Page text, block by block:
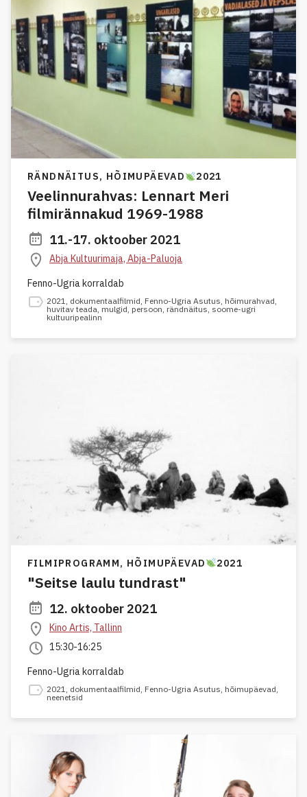
RÄNDNÄITUS, HÕIMUPÄEVAD 2021
Veelinnurahvas: Lennart Meri
filmirännakud 1969-1988
11.-17. oktoober 2021
Abja Kultuurimaja, Abja-Paluoja
Fenno-Ugria korraldab
2021, dokumentaalfilmid, Fenno-Ugria Asutus, hõimurahvad,
huvitav teada, mulgid, persoon, rändnäitus, soome-ugri
kultuuripealinn
FILMIPROGRAMM, HÕIMUPÄEVAD 2021
"Seitse laulu tundrast"
12. oktoober 2021
Kino Artis, Tallinn
15:30-16:25
Fenno-Ugria korraldab
2021 dokumentaalfilmid Fenno-Ugria Asutus hõimupäevad
neenetsid